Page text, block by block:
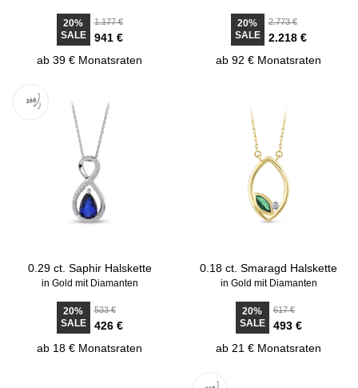
20%
SALE
1.177 €
941 €
ab 39 € Monatsraten
20%
SALE
2.773 €
2.218 €
ab 92 € Monatsraten
0.29 ct. Saphir Halskette
in Gold mit Diamanten
20%
SALE
533 €
426 €
ab 18 € Monatsraten
0.18 ct. Smaragd Halskette
in Gold mit Diamanten
20%
SALE
617 €
493 €
ab 21 € Monatsraten